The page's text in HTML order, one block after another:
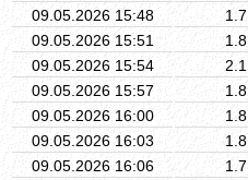
09.05.2026 15:48
1.7
09.05.2026 15:51
1.8
09.05.2026 15:54
2.1
09.05.2026 15:57
1.8
09.05.2026 16:00
1.8
09.05.2026 16:03
1.8
09.05.2026 16:06
1.7